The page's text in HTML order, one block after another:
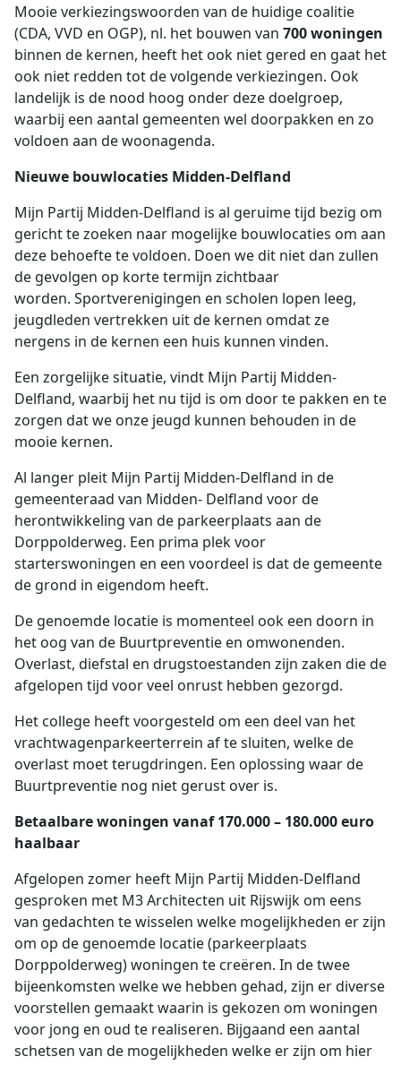
Mooie verkiezingswoorden van de huidige coalitie
(CDA, VVD en OGP), nl. het bouwen van 700 woningen
binnen de kernen, heeft het ook niet gered en gaat het
ook niet redden tot de volgende verkiezingen. Ook
landelijk is de nood hoog onder deze doelgroep,
waarbij een aantal gemeenten wel doorpakken en zo
voldoen aan de woonagenda.
Nieuwe bouwlocaties Midden-Delfland
Mijn Partij Midden-Delfland is al geruime tijd bezig om
gericht te zoeken naar mogelijke bouwlocaties om aan
deze behoefte te voldoen. Doen we dit niet dan zullen
de gevolgen op korte termijn zichtbaar
worden. Sportverenigingen en scholen lopen leeg,
jeugdleden vertrekken uit de kernen omdat ze
nergens in de kernen een huis kunnen vinden.
Een zorgelijke situatie, vindt Mijn Partij Midden-
Delfland, waarbij het nu tijd is om door te pakken en te
zorgen dat we onze jeugd kunnen behouden in de
mooie kernen.
Al langer pleit Mijn Partij Midden-Delfland in de
gemeenteraad van Midden- Delfland voor de
herontwikkeling van de parkeerplaats aan de
Dorppolderweg. Een prima plek voor
starterswoningen en een voordeel is dat de gemeente
de grond in eigendom heeft.
De genoemde locatie is momenteel ook een doorn in
het oog van de Buurtpreventie en omwonenden.
Overlast, diefstal en drugstoestanden zijn zaken die de
afgelopen tijd voor veel onrust hebben gezorgd.
Het college heeft voorgesteld om een deel van het
vrachtwagenparkeerterrein af te sluiten, welke de
overlast moet terugdringen. Een oplossing waar de
Buurtpreventie nog niet gerust over is.
Betaalbare woningen vanaf 170.000 – 180.000 euro
haalbaar
Afgelopen zomer heeft Mijn Partij Midden-Delfland
gesproken met M3 Architecten uit Rijswijk om eens
van gedachten te wisselen welke mogelijkheden er zijn
om op de genoemde locatie (parkeerplaats
Dorppolderweg) woningen te creëren. In de twee
bijeenkomsten welke we hebben gehad, zijn er diverse
voorstellen gemaakt waarin is gekozen om woningen
voor jong en oud te realiseren. Bijgaand een aantal
schetsen van de mogelijkheden welke er zijn om hier